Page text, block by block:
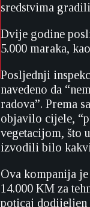
sredstvima
Dvije godine
5.000 maraka,
Posljednji
navedeno da
radova”. Prema
objavilo cijele,
vegetacijom, što
izvodili bilo
Ova kompanija
14.000 KM za
poticaj dodijeljen